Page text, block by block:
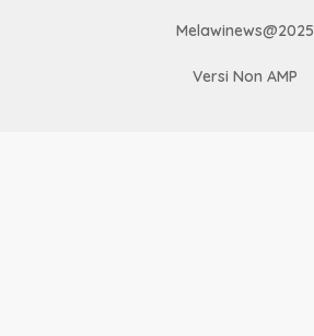
Melawinews@2025
Versi Non AMP